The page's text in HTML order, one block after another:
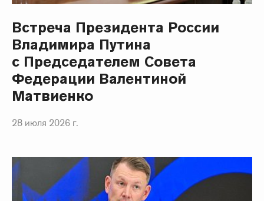
Встреча Президента России
Владимира Путина
с Председателем Совета
Федерации Валентиной
Матвиенко
28 июля 2026 г.